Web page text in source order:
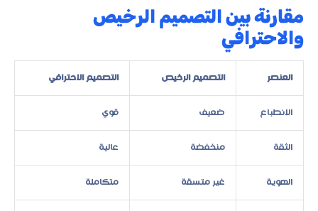
مقارنة بين التصميم الرخيص
والاحترافي
العنصر التصميم الرخيص التصميم الاحترافي
الانطباع ضعيف قوي
الثقة منخفضة عالية
الهوية غير متسقة متكاملة